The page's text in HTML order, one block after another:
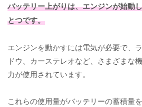
バッテリー上がりは、エンジンが始動
とつです。
エンジンを動かすには電気が必要で、
ドウ、カーステレオなど、さまざまな
力が使用されています。
これらの使用量がバッテリーの蓄積量